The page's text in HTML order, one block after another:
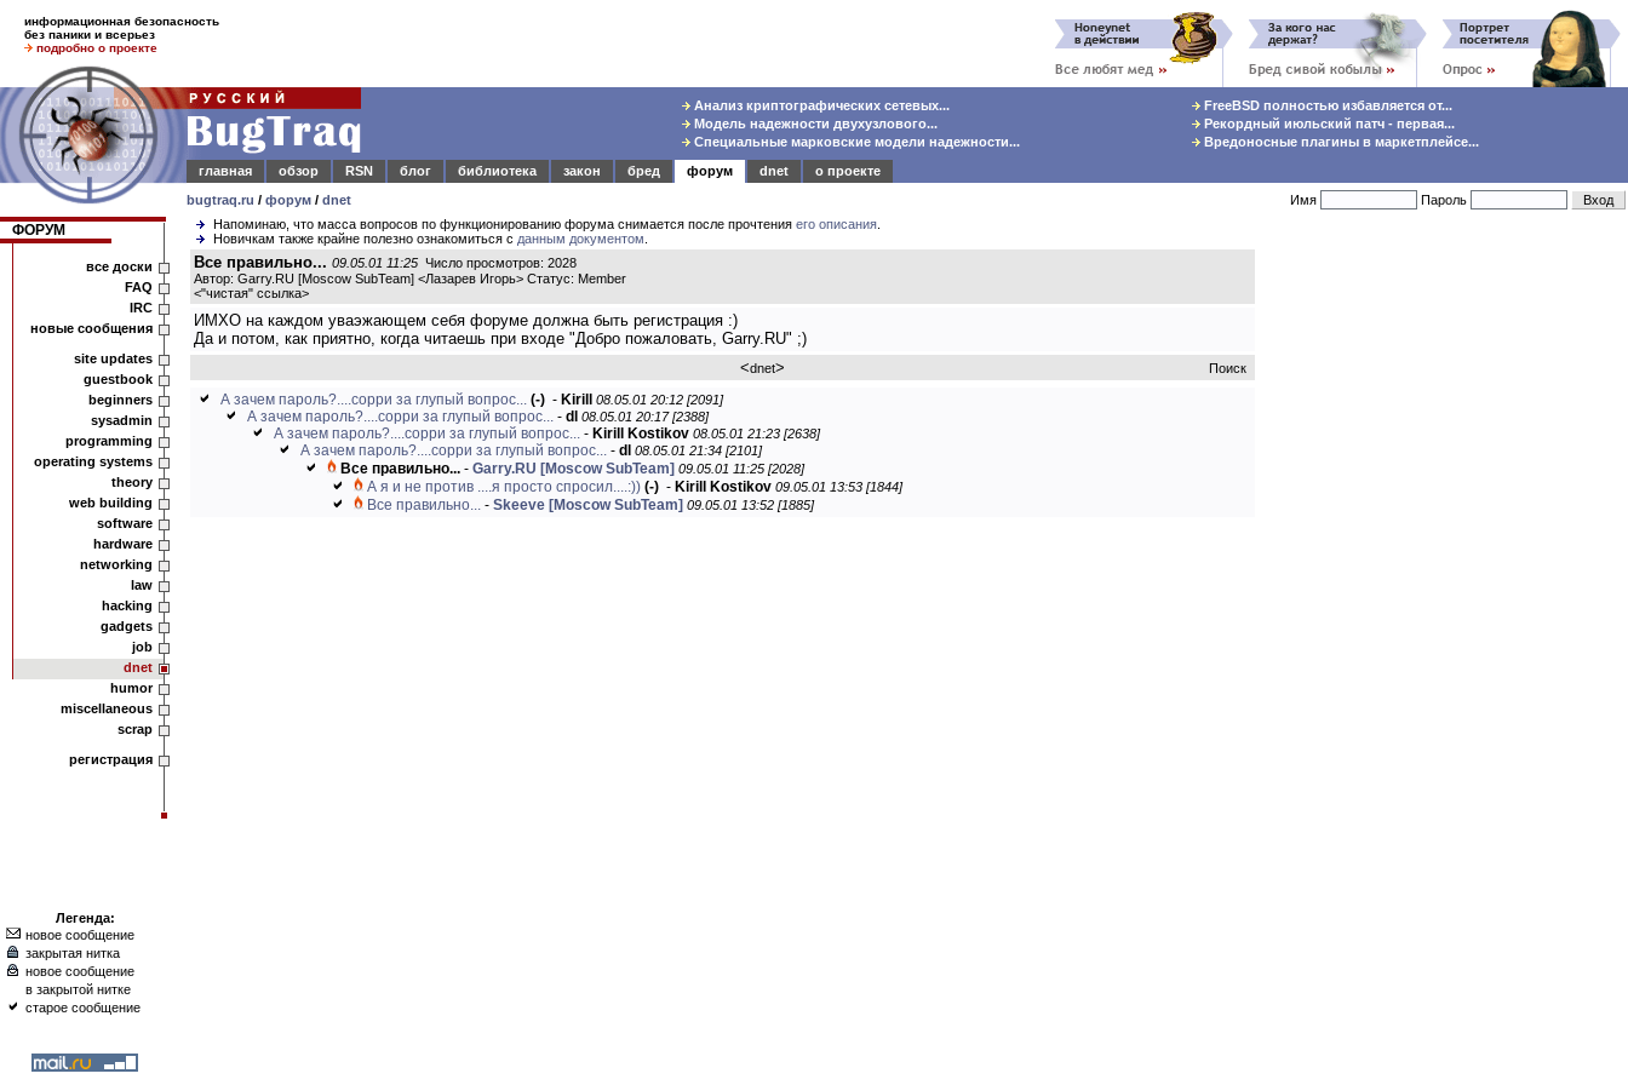
информационная безопасность
без паники и всерьез
подробно о проекте
Анализ криптографических сетевых...
Модель надежности двухузлового...
Специальные марковские модели надежности...
FreeBSD полностью избавляется от...
Рекордный июльский патч - первая...
Вредоносные плагины в маркетплейсе...
главная
обзор RSN блог библиотека закон бред форум dnet
о проекте
bugtraq.ru / форум / dnet Имя Пароль
ФОРУМ
все доски
FAQ
IRC
новые сообщения
site updates
guestbook
beginners
sysadmin
programming
operating systems
theory
web building
software
hardware
networking
law
hacking
gadgets
job
dnet
humor
miscellaneous
scrap
регистрация
Легенда:
новое сообщение
закрытая нитка
новое сообщение
в закрытой нитке
старое сообщение
Напоминаю, что масса вопросов по функционированию форума снимается после прочтения его описания
Новичкам также крайне полезно ознакомиться с данным документом
Все правильно... 09.05.01 11:25 Число просмотров: 2028
Автор: Garry.RU [Moscow SubTeam] <Лазарев Игорь> Статус: Member
<"чистая" ссылка>
ИМХО на каждом уваэжающем себя форуме должна быть регистрация :)
Да и потом, как приятно, когда читаешь при входе "Добро пожаловать, Garry.RU" ;)
<dnet> Поиск
А зачем пароль?....сорри за глупый вопрос... (-) - Kirill 08.05.01 20:12 [2091]
А зачем пароль?....сорри за глупый вопрос... - dl 08.05.01 20:17 [2388]
А зачем пароль?....сорри за глупый вопрос... - Kirill Kostikov 08.05.01 21:23 [2638]
А зачем пароль?....сорри за глупый вопрос... - dl 08.05.01 21:34 [2101]
Все правильно... - Garry.RU [Moscow SubTeam] 09.05.01 11:25 [2028]
А я и не против ....я просто спросил....:)) (-) - Kirill Kostikov 09.05.01 13:53 [1844]
Все правильно... - Skeeve [Moscow SubTeam] 09.05.01 13:52 [1885]